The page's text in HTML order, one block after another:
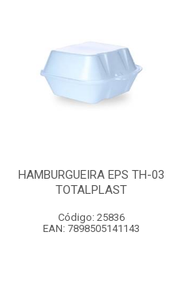
HAMBURGUEIRA EPS TH-03
TOTALPLAST
Código: 25836
EAN: 7898505141143